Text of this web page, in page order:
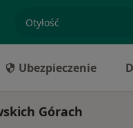
specjalizacja,
Ubezpieczenie
Górach